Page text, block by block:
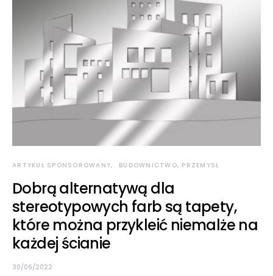
ARTYKUŁ SPONSOROWANY BUDOWNICTWO, PRZEMYSŁ
Dobrą alternatywą dla
stereotypowych farb są tapety,
które można przykleić niemalże na
każdej ścianie
30/06/2022